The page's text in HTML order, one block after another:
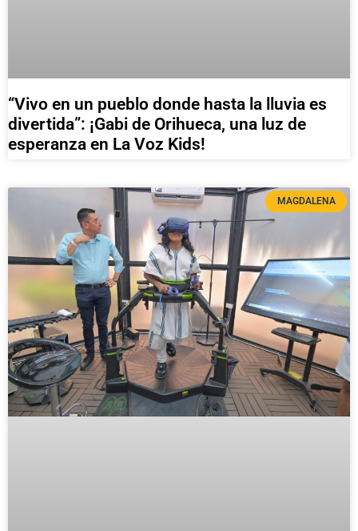
“Vivo en un pueblo donde hasta la lluvia es
divertida”: ¡Gabi de Orihueca, una luz de
esperanza en La Voz Kids!
MAGDALENA